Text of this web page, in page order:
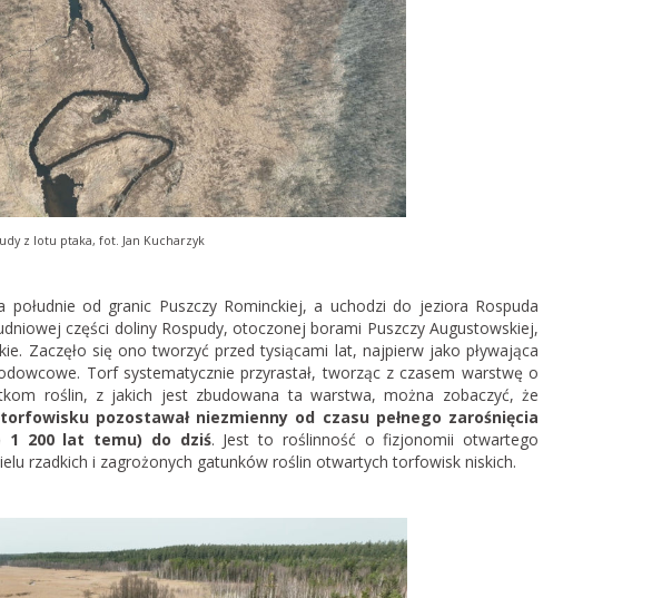
z lotu ptaka, fot. Jan Kucharzyk
od granic Puszczy Rominckiej, a uchodzi do jeziora Rospuda
części doliny Rospudy, otoczonej borami Puszczy Augustowskiej,
Zaczęło się ono tworzyć przed tysiącami lat, najpierw jako pływająca
Torf systematycznie przyrastał, tworząc z czasem warstwę o
roślin, z jakich jest zbudowana ta warstwa, można zobaczyć, że
pozostawał niezmienny od czasu pełnego zarośnięcia
1 200 lat temu) do dziś. Jest to roślinność o fizjonomii otwartego
rzadkich i zagrożonych gatunków roślin otwartych torfowisk niskich.